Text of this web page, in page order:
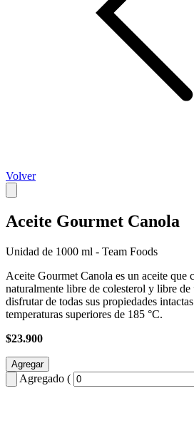
Volver
Aceite Gourmet Canola
Unidad de 1000 ml - Team Foods
Aceite Gourmet Canola es un aceite que
naturalmente libre de colesterol y libre de
disfrutar de todas sus propiedades
temperaturas superiores de 185 °C.
$23.900
Agregar
Agregado (